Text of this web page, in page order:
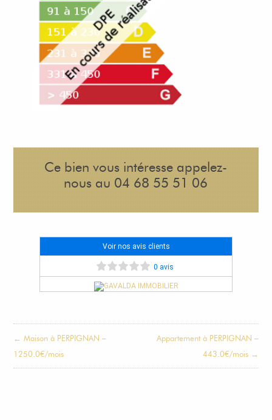
Ce bien vous intéresse appelez-
nous au 04 68 55 51 06
Voir nos avis clients
0 avis
← Maison à PERPIGNAN –
1250.0€/mois
Appartement à PERPIGNAN –
443.0€/mois →